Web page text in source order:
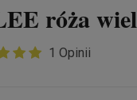
róża
1 Opinii